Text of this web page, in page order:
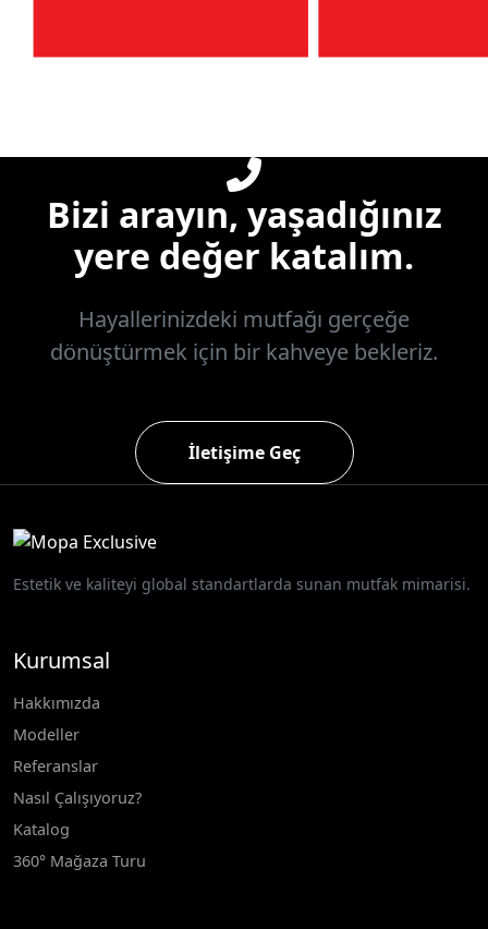
Bizi arayın, yaşadığınız
yere değer katalım.
Hayallerinizdeki mutfağı gerçeğe
dönüştürmek için bir kahveye bekleriz.
İletişime Geç
Estetik ve kaliteyi global standartlarda sunan mutfak mimarisi.
Kurumsal
Hakkımızda
Modeller
Referanslar
Nasıl Çalışıyoruz?
Katalog
360° Mağaza Turu